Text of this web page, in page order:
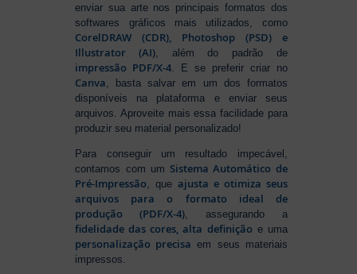
enviar sua arte nos principais formatos dos
softwares gráficos mais utilizados, como
CorelDRAW (CDR), Photoshop (PSD) e
Illustrator (AI) , além do padrão de
impressão PDF/X-4 . E se preferir criar no
Canva , basta salvar em um dos formatos
disponíveis na plataforma e enviar seus
arquivos. Aproveite mais essa facilidade para
produzir seu material personalizado!
Para conseguir um resultado impecável,
contamos com um Sistema Automático de
Pré-Impressão , queajusta e otimiza seus
arquivos para o formato ideal de
produção (PDF/X-4) , assegurando a
fidelidade das cores, alta definição e uma
personalização precisa em seus materiais
impressos.